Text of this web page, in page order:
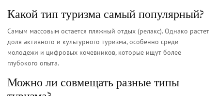
Какой тип туризма самый популярный?
Самым массовым остается пляжный отдых (релакс). Однако растет
доля активного и культурного туризма, особенно среди
молодежи и цифровых кочевников, которые ищут более
глубокого опыта.
Можно ли совмещать разные типы